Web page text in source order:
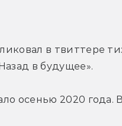
в твиттере
в будущее».
осенью 2020